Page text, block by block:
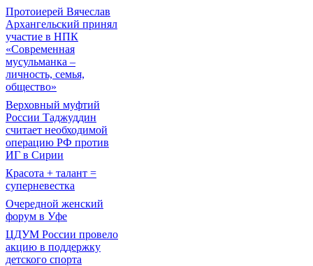
Протоиерей Вячеслав
Архангельский принял
участие в НПК
«Современная
мусульманка –
личность, семья,
общество»
Верховный муфтий
России Таджуддин
считает необходимой
операцию РФ против
ИГ в Сирии
Красота + талант =
суперневестка
Очередной женский
форум в Уфе
ЦДУМ России провело
акцию в поддержку
детского спорта